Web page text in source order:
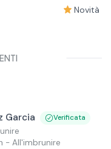
Novità
Garcia Verificata
- All'imbrunire